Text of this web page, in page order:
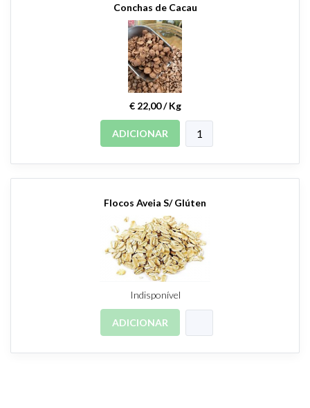
Conchas de Cacau
€ 22,00 / Kg
ADICIONAR
Flocos Aveia S/ Glúten
Indisponível
ADICIONAR